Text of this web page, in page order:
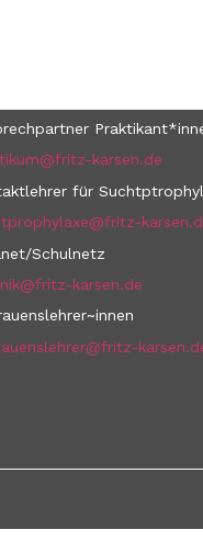
karsen.de
für
Schulnetz
karsen.de